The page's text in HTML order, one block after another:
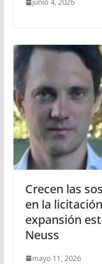
junio 4, 2026
Crecen las
en la
expansión
Neuss
mayo 11, 2026